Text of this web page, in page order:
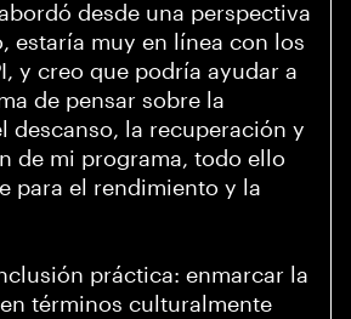
desde una perspectiva
estaría muy en línea con los
y creo que podría ayudar a
de pensar sobre la
descanso, la recuperación y
de mi programa, todo ello
para el rendimiento y la
práctica: enmarcar la
términos culturalmente